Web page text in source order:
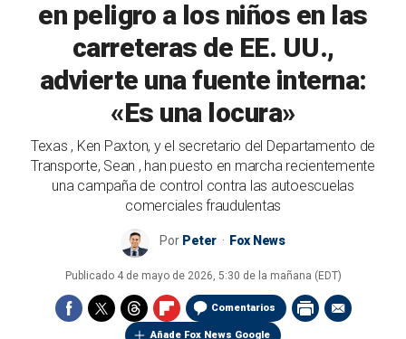
en peligro a los niños en las
carreteras de EE. UU.,
advierte una fuente interna:
«Es una locura»
Texas , Ken Paxton, y el secretario del Departamento de
Transporte, Sean , han puesto en marcha recientemente
una campaña de control contra las autoescuelas
comerciales fraudulentas
Por Peter Fox News
Publicado 4 de mayo de 2026, 5:30 de la mañana (EDT)
Comentarios
Añade Fox News Google